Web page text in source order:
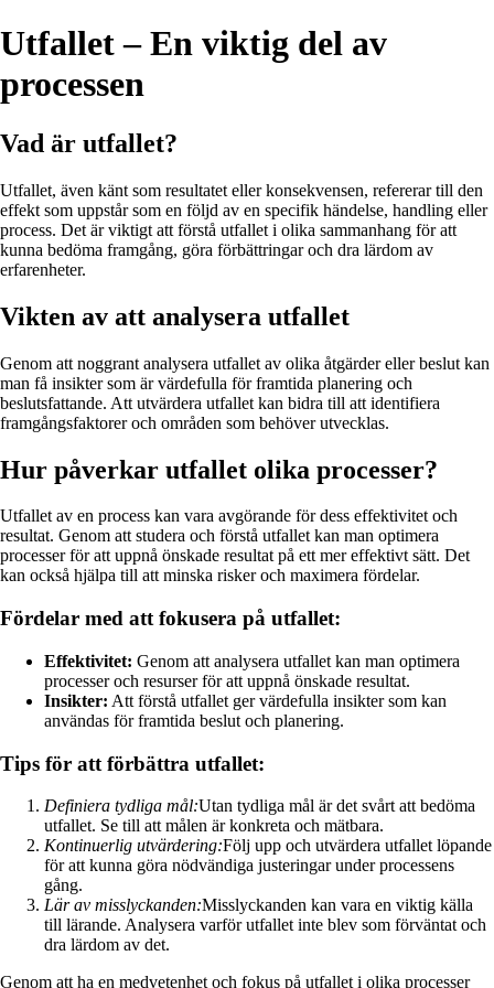
Utfallet – En viktig del av
processen
Vad är utfallet?
Utfallet, även känt som resultatet eller konsekvensen, refererar till den
effekt som uppstår som en följd av en specifik händelse, handling eller
process. Det är viktigt att förstå utfallet i olika sammanhang för att
kunna bedöma framgång, göra förbättringar och dra lärdom av
erfarenheter.
Vikten av att analysera utfallet
Genom att noggrant analysera utfallet av olika åtgärder eller beslut kan
man få insikter som är värdefulla för framtida planering och
beslutsfattande. Att utvärdera utfallet kan bidra till att identifiera
framgångsfaktorer och områden som behöver utvecklas.
Hur påverkar utfallet olika processer?
Utfallet av en process kan vara avgörande för dess effektivitet och
resultat. Genom att studera och förstå utfallet kan man optimera
processer för att uppnå önskade resultat på ett mer effektivt sätt. Det
kan också hjälpa till att minska risker och maximera fördelar.
Fördelar med att fokusera på utfallet:
Effektivitet: Genom att analysera utfallet kan man optimera
processer och resurser för att uppnå önskade resultat.
Insikter: Att förstå utfallet ger värdefulla insikter som kan
användas för framtida beslut och planering.
Tips för att förbättra utfallet:
Definiera tydliga mål:Utan tydliga mål är det svårt att bedöma
utfallet. Se till att målen är konkreta och mätbara.
Kontinuerlig utvärdering:Följ upp och utvärdera utfallet löpande
för att kunna göra nödvändiga justeringar under processens
gång.
Lär av misslyckanden:Misslyckanden kan vara en viktig källa
till lärande. Analysera varför utfallet inte blev som förväntat och
dra lärdom av det.
Genom att ha en medvetenhet och fokus på utfallet i olika processer